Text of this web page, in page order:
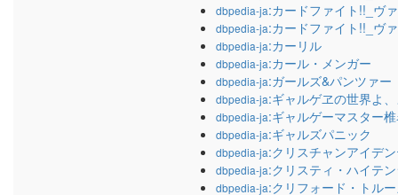
dbpedia-ja:カードファイト!!_ヴ
dbpedia-ja:カードファイト!!_ヴ
dbpedia-ja:カーリル
dbpedia-ja:カール・メンガー
dbpedia-ja:ガールズ&パンツァー
dbpedia-ja:ギャルゲヱの世界よ
dbpedia-ja:ギャルゲーマスター
dbpedia-ja:ギャルズパニック
dbpedia-ja:クリスチャンアイデ
dbpedia-ja:クリスティ・ハイテ
dbpedia-ja:クリフォード・トル